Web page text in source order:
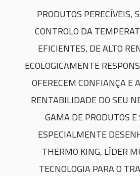
PRODUTOS PERECÍVEIS,
CONTROLO DA
EFICIENTES, DE ALTO
ECOLOGICAMENTE
OFERECEM CONFIANÇA E
RENTABILIDADE DO SEU
GAMA DE PRODUTOS E
ESPECIALMENTE
THERMO KING, LÍDER
TECNOLOGIA PARA O